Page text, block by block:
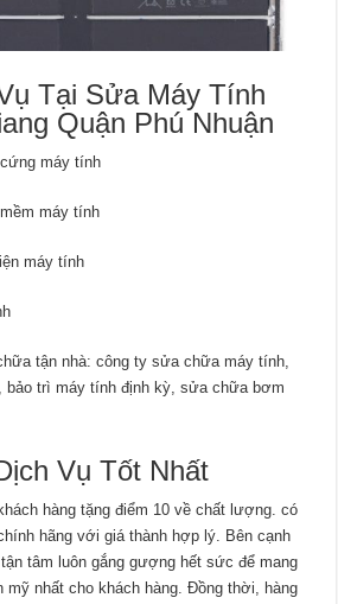
Tại Sửa Máy Tính
Quận Phú Nhuận
máy tính
máy tính
máy tính
tận nhà: công ty sửa chữa máy tính,
bảo trì máy tính định kỳ, sửa chữa bơm
Vụ Tốt Nhất
hàng tặng điểm 10 về chất lượng. có
hãng với giá thành hợp lý. Bên cạnh
tâm luôn gắng gượng hết sức để mang
mỹ nhất cho khách hàng. Đồng thời, hàng